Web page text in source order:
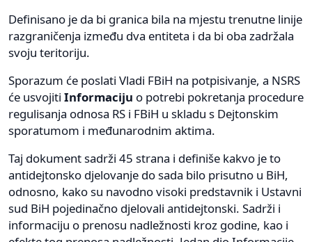
Definisano je da bi granica bila na mjestu trenutne linije
razgraničenja između dva entiteta i da bi oba zadržala
svoju teritoriju.
Sporazum će poslati Vladi FBiH na potpisivanje, a NSRS
će usvojiti Informaciju o potrebi pokretanja procedure
regulisanja odnosa RS i FBiH u skladu s Dejtonskim
sporatumom i međunarodnim aktima.
Taj dokument sadrži 45 strana i definiše kakvo je to
antidejtonsko djelovanje do sada bilo prisutno u BiH,
odnosno, kako su navodno visoki predstavnik i Ustavni
sud BiH pojedinačno djelovali antidejtonski. Sadrži i
informaciju o prenosu nadležnosti kroz godine, kao i